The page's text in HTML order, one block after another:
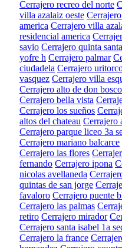
Cerrajero recreo del norte
villa azalaiz oeste
america Cerrajero villa
residencial america
savio Cerrajero quinta
yofre h Cerrajero palmar
ciudadela Cerrajero
vasquez Cerrajero villa
Cerrajero alto de don bosco
Cerrajero bella vista
Cerrajero los sueños
altos del chateau Cerrajero
Cerrajero parque liceo 3a
Cerrajero mariano balcarce
Cerrajero las flores
fernando Cerrajero ipona
nicolas avellaneda
quintas de san jorge
favaloro Cerrajero puente
Cerrajero las palmas
retiro Cerrajero mirador
Cerrajero santa isabel 1a
Cerrajero la france